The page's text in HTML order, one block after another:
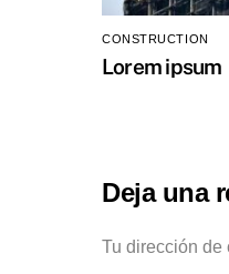
CONSTRUCTION
Lorem ipsum
Deja una
Tu dirección de